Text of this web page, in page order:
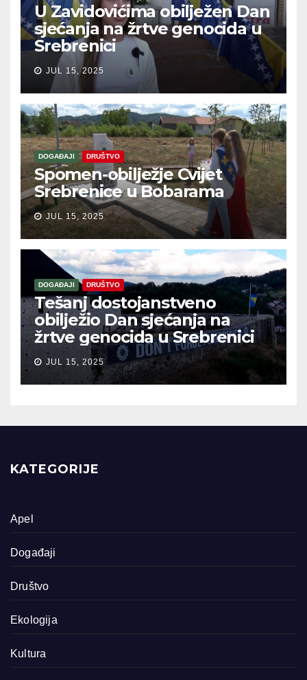
U Zavidovićima obilježen Dan
sjećanja na žrtve genocida u
Srebrenici
JUL 15, 2025
DOGAĐAJI DRUŠTVO
Spomen-obilježje Cvijet
Srebrenice u Bobarama
JUL 15, 2025
DOGAĐAJI DRUŠTVO
Tešanj dostojanstveno
obilježio Dan sjećanja na
žrtve genocida u Srebrenici
JUL 15, 2025
KATEGORIJE
Apel
Događaji
Društvo
Ekologija
Kultura